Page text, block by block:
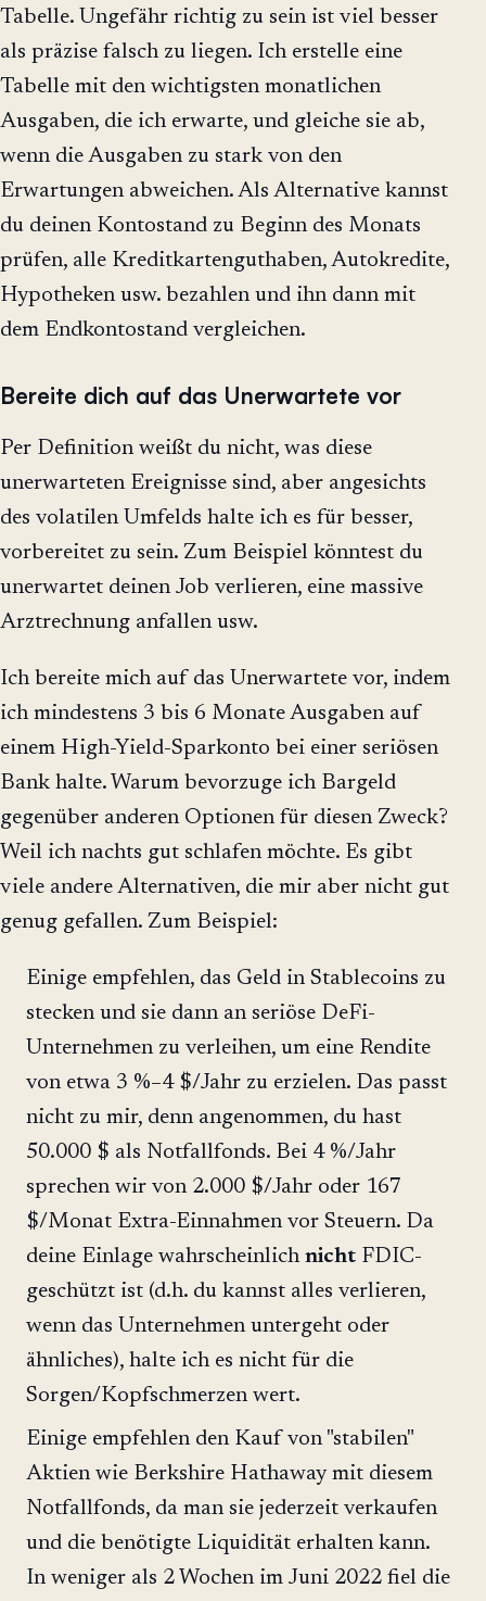
Tabelle. Ungefähr richtig zu sein ist viel besser
als präzise falsch zu liegen. Ich erstelle eine
Tabelle mit den wichtigsten monatlichen
Ausgaben, die ich erwarte, und gleiche sie ab,
wenn die Ausgaben zu stark von den
Erwartungen abweichen. Als Alternative kannst
du deinen Kontostand zu Beginn des Monats
prüfen, alle Kreditkartenguthaben, Autokredite,
Hypotheken usw. bezahlen und ihn dann mit
dem Endkontostand vergleichen.
Bereite dich auf das Unerwartete vor
Per Definition weißt du nicht, was diese
unerwarteten Ereignisse sind, aber angesichts
des volatilen Umfelds halte ich es für besser,
vorbereitet zu sein. Zum Beispiel könntest du
unerwartet deinen Job verlieren, eine massive
Arztrechnung anfallen usw.
Ich bereite mich auf das Unerwartete vor, indem
ich mindestens 3 bis 6 Monate Ausgaben auf
einem High-Yield-Sparkonto bei einer seriösen
Bank halte. Warum bevorzuge ich Bargeld
gegenüber anderen Optionen für diesen Zweck?
Weil ich nachts gut schlafen möchte. Es gibt
viele andere Alternativen, die mir aber nicht gut
genug gefallen. Zum Beispiel:
Einige empfehlen, das Geld in Stablecoins zu
stecken und sie dann an seriöse DeFi-
Unternehmen zu verleihen, um eine Rendite
von etwa 3 %–4 $/Jahr zu erzielen. Das passt
nicht zu mir, denn angenommen, du hast
50.000 $ als Notfallfonds. Bei 4 %/Jahr
sprechen wir von 2.000 $/Jahr oder 167
$/Monat Extra-Einnahmen vor Steuern. Da
deine Einlage wahrscheinlich nicht FDIC-
geschützt ist (d.h. du kannst alles verlieren,
wenn das Unternehmen untergeht oder
ähnliches), halte ich es nicht für die
Sorgen/Kopfschmerzen wert.
Einige empfehlen den Kauf von "stabilen"
Aktien wie Berkshire Hathaway mit diesem
Notfallfonds, da man sie jederzeit verkaufen
und die benötigte Liquidität erhalten kann.
In weniger als 2 Wochen im Juni 2022 fiel die